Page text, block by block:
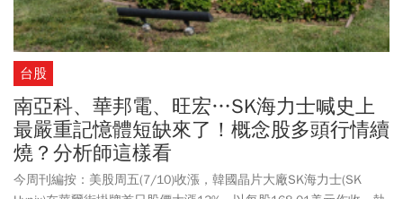
台股
南亞科、華邦電、旺宏…SK海力士喊史上
最嚴重記憶體短缺來了！概念股多頭行情續
燒？分析師這樣看
今周刊編按：美股周五(7/10)收漲，韓國晶片大廠SK海力士(SK